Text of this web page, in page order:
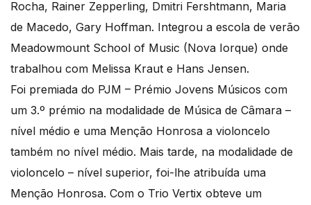
Rocha, Rainer Zepperling, Dmitri Fershtmann, Maria
de Macedo, Gary Hoffman. Integrou a escola de verão
Meadowmount School of Music (Nova Iorque) onde
trabalhou com Melissa Kraut e Hans Jensen.
Foi premiada do PJM – Prémio Jovens Músicos com
um 3.º prémio na modalidade de Música de Câmara –
nível médio e uma Menção Honrosa a violoncelo
também no nível médio. Mais tarde, na modalidade de
violoncelo – nível superior, foi-lhe atribuída uma
Menção Honrosa. Com o Trio Vertix obteve um